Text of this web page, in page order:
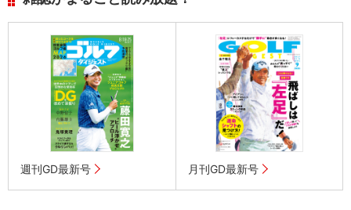
週刊GD最新号 月刊GD最新号